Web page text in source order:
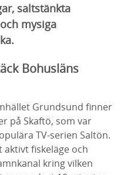
saltstänkta
mysiga
Bohusläns
Grundsund finner
på Skaftö, som var
TV-serien Saltön.
fiskeläge och
kring vilken